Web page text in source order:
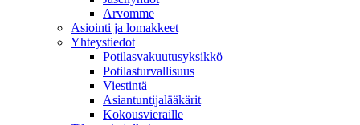
Arvomme
Asiointi ja lomakkeet
Yhteystiedot
Potilasvakuutusyksikkö
Potilasturvallisuus
Viestintä
Asiantuntijalääkärit
Kokousvieraille